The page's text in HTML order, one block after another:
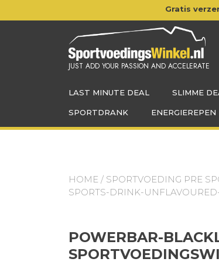
naar
Gratis
JUST ADD YOUR PASSION AND ACCELERATE
LAST MINUTE DEAL SLIMME
SPORTDRANK ENERGIEREPEN
HOME / SPORTVOEDING PRE
SPORTS-DRINK-
POWERBAR-